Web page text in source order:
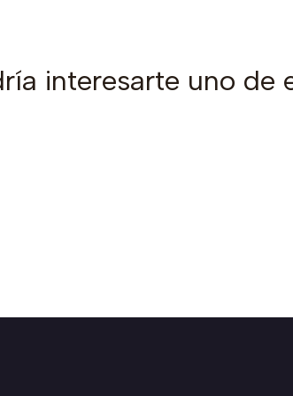
interesarte uno de